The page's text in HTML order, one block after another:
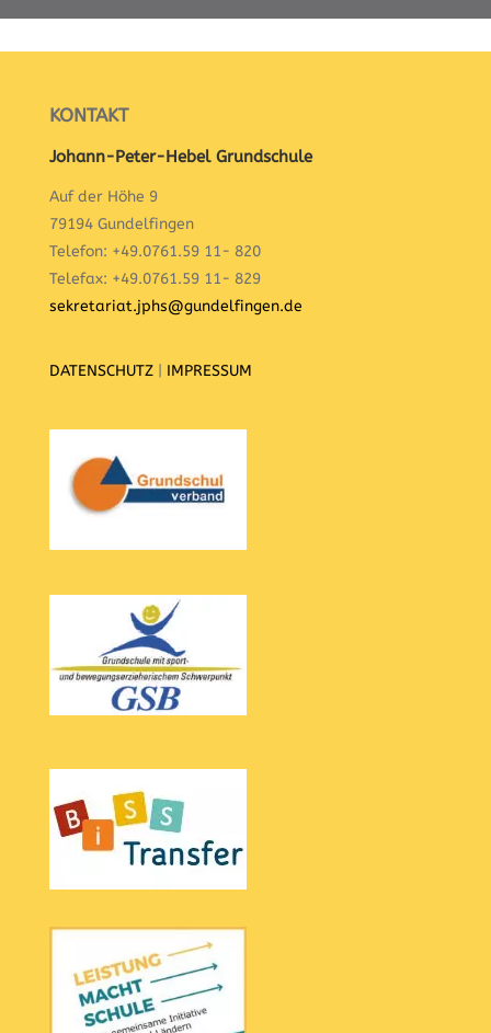
KONTAKT
Johann-Peter-Hebel Grundschule
Auf der Höhe 9
79194 Gundelfingen
Telefon: +49.0761.59 11- 820
Telefax: +49.0761.59 11- 829
sekretariat.jphs@gundelfingen.de
DATENSCHUTZ| IMPRESSUM